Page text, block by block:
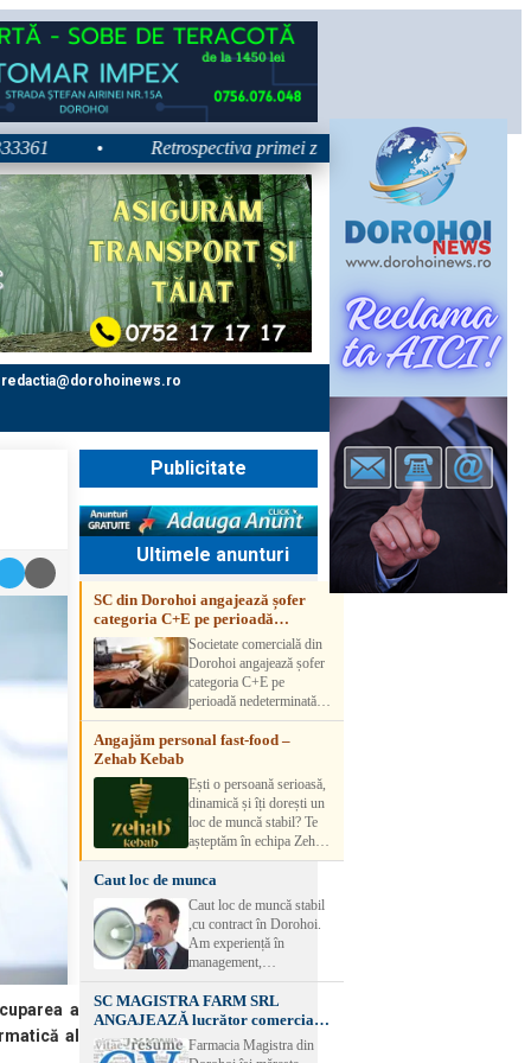
• Retrospectiva primei zile la Zilele Nordului 2026:
redactia@dorohoinews.ro
a
al
Publicitate
Ultimele anunturi
SC din Dorohoi angajează șofer
categoria C+E pe perioadă
nedeterminatăSocietate comercială din
Dorohoi angajează șofer
categoria C+E pe
perioadă nedeterminată.
Candidatul trebuie să
aibă experiență și atestat
detalii, vă rog să sunați la
numărul de telefon.
Angajăm personal fast-food –
Zehab Kebab
Ești o persoană serioasă,
dinamică și îți dorești un
loc de muncă stabil? Te
așteptăm în echipa Zehab
Kebab! Posturi
disponibile: -
SHAORMAR AJUTOR
BUCATAR 2/posturi -
LUCRATOR
COMERCIAL
VANZATOR /2 posturi
OFERIM : Contract de
muncă Program flexibil
Salariu motivant, în
funcție de experienț
Caut loc de munca
Caut loc de muncă stabil
,cu contract în Dorohoi.
Am experiență în
management,
contabilitate, ospătărie .
Rog seriozitate
SC MAGISTRA FARM SRL
ANGAJEAZĂ lucrător comercial –
DOROHOI
Farmacia Magistra din